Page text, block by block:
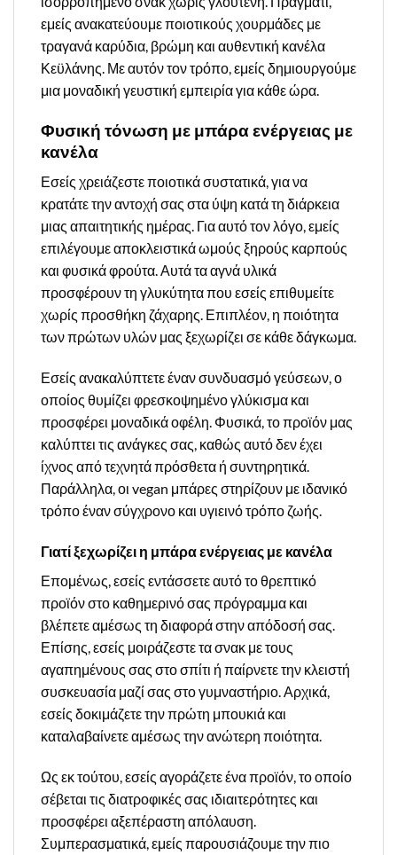
εμείς ανακατεύουμε ποιοτικούς χουρμάδες με
τραγανά καρύδια, βρώμη και αυθεντική κανέλα
Κεϋλάνης. Με αυτόν τον τρόπο, εμείς δημιουργούμε
μια μοναδική γευστική εμπειρία για κάθε ώρα.
Φυσική τόνωση με μπάρα ενέργειας με
κανέλα
Εσείς χρειάζεστε ποιοτικά συστατικά, για να
κρατάτε την αντοχή σας στα ύψη κατά τη διάρκεια
μιας απαιτητικής ημέρας. Για αυτό τον λόγο, εμείς
επιλέγουμε αποκλειστικά ωμούς ξηρούς καρπούς
και φυσικά φρούτα. Αυτά τα αγνά υλικά
προσφέρουν τη γλυκύτητα που εσείς επιθυμείτε
χωρίς προσθήκη ζάχαρης. Επιπλέον, η ποιότητα
των πρώτων υλών μας ξεχωρίζει σε κάθε δάγκωμα.
Εσείς ανακαλύπτετε έναν συνδυασμό γεύσεων, ο
οποίος θυμίζει φρεσκοψημένο γλύκισμα και
προσφέρει μοναδικά οφέλη. Φυσικά, το προϊόν μας
καλύπτει τις ανάγκες σας, καθώς αυτό δεν έχει
ίχνος από τεχνητά πρόσθετα ή συντηρητικά.
Παράλληλα, οι vegan μπάρες στηρίζουν με ιδανικό
τρόπο έναν σύγχρονο και υγιεινό τρόπο ζωής.
Γιατί ξεχωρίζει η μπάρα ενέργειας με κανέλα
Επομένως, εσείς εντάσσετε αυτό το θρεπτικό
προϊόν στο καθημερινό σας πρόγραμμα και
βλέπετε αμέσως τη διαφορά στην απόδοσή σας.
Επίσης, εσείς μοιράζεστε τα σνακ με τους
αγαπημένους σας στο σπίτι ή παίρνετε την κλειστή
συσκευασία μαζί σας στο γυμναστήριο. Αρχικά,
εσείς δοκιμάζετε την πρώτη μπουκιά και
καταλαβαίνετε αμέσως την ανώτερη ποιότητα.
Ως εκ τούτου, εσείς αγοράζετε ένα προϊόν, το οποίο
σέβεται τις διατροφικές σας ιδιαιτερότητες και
προσφέρει αξεπέραστη απόλαυση.
Συμπερασματικά, εμείς παρουσιάζουμε την πιο